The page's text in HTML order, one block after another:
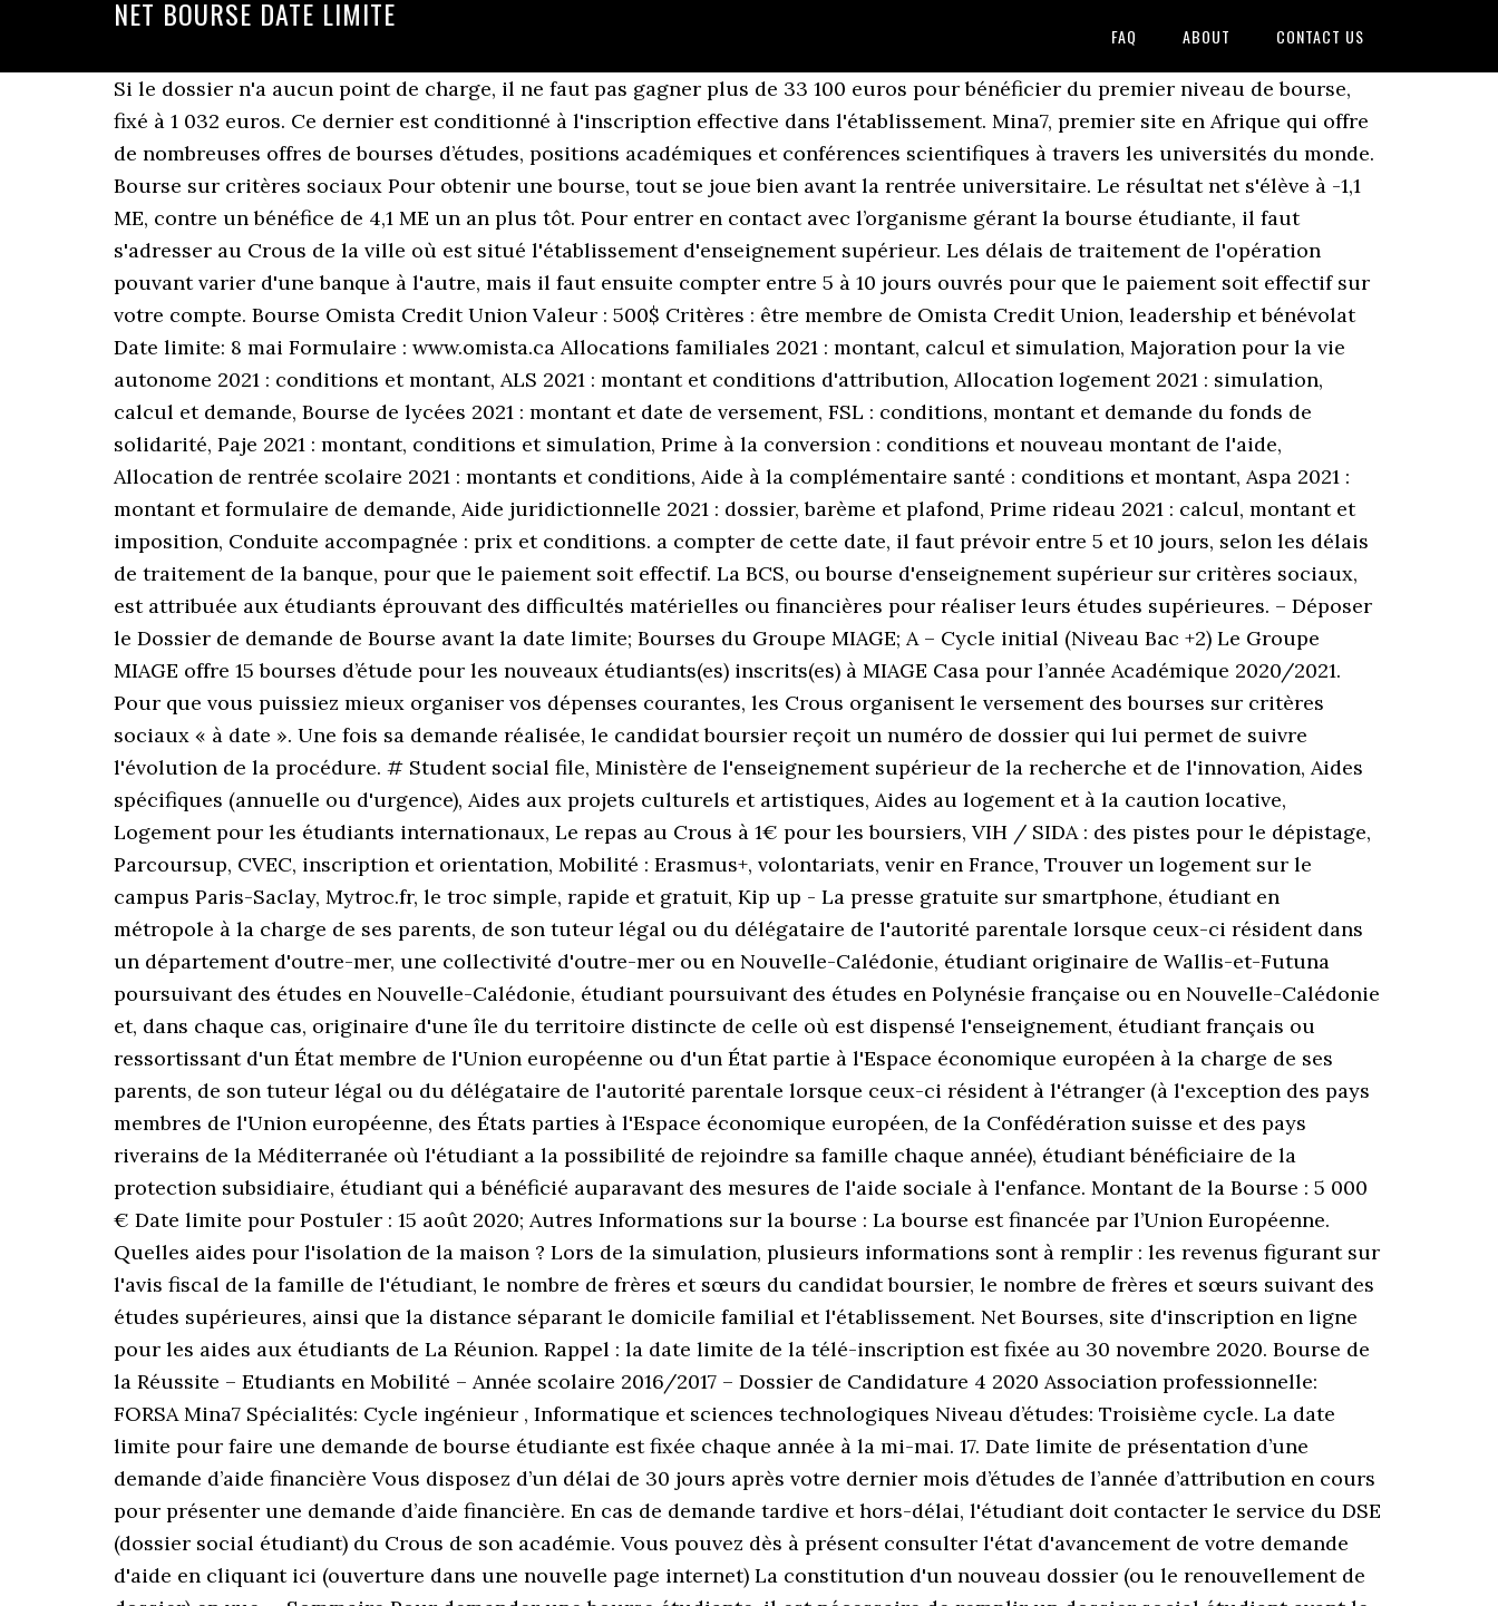
NET BOURSE DATE LIMITE
FAQ ABOUT CONTACT US
Si le dossier n'a aucun point de charge, il ne faut pas gagner plus de 33 100 euros pour bénéficier du premier niveau de bourse, fixé à 1 032 euros. Ce dernier est conditionné à l'inscription effective dans l'établissement. Mina7, premier site en Afrique qui offre de nombreuses offres de bourses d’études, positions académiques et conférences scientifiques à travers les universités du monde. Bourse sur critères sociaux Pour obtenir une bourse, tout se joue bien avant la rentrée universitaire. Le résultat net s'élève à -1,1 ME, contre un bénéfice de 4,1 ME un an plus tôt. Pour entrer en contact avec l’organisme gérant la bourse étudiante, il faut s'adresser au Crous de la ville où est situé l'établissement d'enseignement supérieur. Les délais de traitement de l'opération pouvant varier d'une banque à l'autre, mais il faut ensuite compter entre 5 à 10 jours ouvrés pour que le paiement soit effectif sur votre compte. Bourse Omista Credit Union Valeur : 500$ Critères : être membre de Omista Credit Union, leadership et bénévolat Date limite: 8 mai Formulaire : www.omista.ca Allocations familiales 2021 : montant, calcul et simulation, Majoration pour la vie autonome 2021 : conditions et montant, ALS 2021 : montant et conditions d'attribution, Allocation logement 2021 : simulation, calcul et demande, Bourse de lycées 2021 : montant et date de versement, FSL : conditions, montant et demande du fonds de solidarité, Paje 2021 : montant, conditions et simulation, Prime à la conversion : conditions et nouveau montant de l'aide, Allocation de rentrée scolaire 2021 : montants et conditions, Aide à la complémentaire santé : conditions et montant, Aspa 2021 : montant et formulaire de demande, Aide juridictionnelle 2021 : dossier, barème et plafond, Prime rideau 2021 : calcul, montant et imposition, Conduite accompagnée : prix et conditions. a compter de cette date, il faut prévoir entre 5 et 10 jours, selon les délais de traitement de la banque, pour que le paiement soit effectif. La BCS, ou bourse d'enseignement supérieur sur critères sociaux, est attribuée aux étudiants éprouvant des difficultés matérielles ou financières pour réaliser leurs études supérieures. – Déposer le Dossier de demande de Bourse avant la date limite; Bourses du Groupe MIAGE; A – Cycle initial (Niveau Bac +2) Le Groupe MIAGE offre 15 bourses d’étude pour les nouveaux étudiants(es) inscrits(es) à MIAGE Casa pour l’année Académique 2020/2021. Pour que vous puissiez mieux organiser vos dépenses courantes, les Crous organisent le versement des bourses sur critères sociaux « à date ». Une fois sa demande réalisée, le candidat boursier reçoit un numéro de dossier qui lui permet de suivre l'évolution de la procédure. # Student social file, Ministère de l'enseignement supérieur de la recherche et de l'innovation, Aides spécifiques (annuelle ou d'urgence), Aides aux projets culturels et artistiques, Aides au logement et à la caution locative, Logement pour les étudiants internationaux, Le repas au Crous à 1€ pour les boursiers, VIH / SIDA : des pistes pour le dépistage, Parcoursup, CVEC, inscription et orientation, Mobilité : Erasmus+, volontariats, venir en France, Trouver un logement sur le campus Paris-Saclay, Mytroc.fr, le troc simple, rapide et gratuit, Kip up - La presse gratuite sur smartphone, étudiant en métropole à la charge de ses parents, de son tuteur légal ou du délégataire de l'autorité parentale lorsque ceux-ci résident dans un département d'outre-mer, une collectivité d'outre-mer ou en Nouvelle-Calédonie, étudiant originaire de Wallis-et-Futuna poursuivant des études en Nouvelle-Calédonie, étudiant poursuivant des études en Polynésie française ou en Nouvelle-Calédonie et, dans chaque cas, originaire d'une île du territoire distincte de celle où est dispensé l'enseignement, étudiant français ou ressortissant d'un État membre de l'Union européenne ou d'un État partie à l'Espace économique européen à la charge de ses parents, de son tuteur légal ou du délégataire de l'autorité parentale lorsque ceux-ci résident à l'étranger (à l'exception des pays membres de l'Union européenne, des États parties à l'Espace économique européen, de la Confédération suisse et des pays riverains de la Méditerranée où l'étudiant a la possibilité de rejoindre sa famille chaque année), étudiant bénéficiaire de la protection subsidiaire, étudiant qui a bénéficié auparavant des mesures de l'aide sociale à l'enfance. Montant de la Bourse : 5 000 € Date limite pour Postuler : 15 août 2020; Autres Informations sur la bourse : La bourse est financée par l’Union Européenne. Quelles aides pour l'isolation de la maison ? Lors de la simulation, plusieurs informations sont à remplir : les revenus figurant sur l'avis fiscal de la famille de l'étudiant, le nombre de frères et sœurs du candidat boursier, le nombre de frères et sœurs suivant des études supérieures, ainsi que la distance séparant le domicile familial et l'établissement. Net Bourses, site d'inscription en ligne pour les aides aux étudiants de La Réunion. Rappel : la date limite de la télé-inscription est fixée au 30 novembre 2020. Bourse de la Réussite – Etudiants en Mobilité – Année scolaire 2016/2017 – Dossier de Candidature 4 2020 Association professionnelle: FORSA Mina7 Spécialités: Cycle ingénieur , Informatique et sciences technologiques Niveau d’études: Troisième cycle. La date limite pour faire une demande de bourse étudiante est fixée chaque année à la mi-mai. 17. Date limite de présentation d’une demande d’aide financière Vous disposez d’un délai de 30 jours après votre dernier mois d’études de l’année d’attribution en cours pour présenter une demande d’aide financière. En cas de demande tardive et hors-délai, l'étudiant doit contacter le service du DSE (dossier social étudiant) du Crous de son académie. Vous pouvez dès à présent consulter l'état d'avancement de votre demande d'aide en cliquant ici (ouverture dans une nouvelle page internet) La constitution d'un nouveau dossier (ou le renouvellement de dossier) en vue … Sommaire Pour demander une bourse étudiante, il est nécessaire de remplir un dossier social étudiant avant le 15 mai. Prêts et bourses pour études à temps plein ; Démarche d’aide financière ; Date limite et délai. Date limite. Mis à jour 08/04/2019. Pour profiter du montant de bourse le plus important, le revenu ne doit pas dépasser 250 € sans points de charge et 4 500 € avec 17 points de charge. L'Autorité bancaire a tranché: elle fixe au 31 décembre 2020 la fin de la validation des achats par carte bancaire sur Internet via un code reçu par SMS. Appel à candidature pour le Programme Programme de Bourse de recherche scientifique NatureNet 2021 et dont la date limite est le 1er janvier 2021 Ajouté le : 15 … # Student social file La notification doit être présentée au service scolarité de l'établissement au moment de l'inscription, notamment pour permettre d'être exonéré du paiement des droits d'inscription et de la contribution vie étudiante et de campus (CVEC). La privatisation de l’opérateur du Loto, des jeux à gratter et de Parions Sport (paris sportifs) se déroule en novembre 2019 dans le cadre d’une introduction en Bourse (IPO) sur Euronext Paris par cession de la majorité du capital par l’État. Date pour Postuler : 31/12/2019. Pour réaliser une simulation de bourse étudiante, utilisez les outils officiels. Les librairies ont limité la casse en 2020, l'activité globale de la profession affichant un recul de 3,3 % des ventes comparativement à 2019, grâce aux achats massifs des lecteurs lors des quelques mois d'ouverture, a annoncé mardi le Syndicat de la librairie française. Qui peut recevoir une bourse sur 12 mois ? Contact Le paiement anticipé de la mensualité de septembre intervient à la fin du mois d'août pour les étudiants dont le Dossier social étudiant, y compris l'inscription administrative (délivrance d'un certificat de scolarité*), a été finalisé* avant le 25 août. Chaque candidat international qui postule à l’Université Sabanci est évalué pour une bourse lorsqu’il remplit les conditions requises. Sous certaines conditions, il est cependant possible de recevoir 12 virements afin de couvrir également les vacances d'été. Date limite : 26 févr. Ne sont pas éligibles : 1. les candidats ayant une double nationalité, dont une européenne (candidats issus des pays de l’Union Européenne, ainsi que les candidats suisses ou norvégiens) ; 2. les candidats venant du Québec primo arrivants en deuxième cycle (car ils peuvent bénéficier des frais dég… Les délais de traitement de l'opération pouvant varier d'une banque à l'autre , mais il faut ensuite compter entre 5 à 10 jours ouvrés pour que le paiement soit effectif sur votre compte. La confirmation : entre juin et octobre 2020, votre futur établissement d'enseignement supérieur confirme au Crous votre inscription. Les candidats à ces bourses, doivent déposer leur dossier de candidature avant la date limite. La réponse du Crous intervient généralement dans les 30 jours. Il existe toujours une possibilité de gagner des bourses pour les étudiants internationaux à l’Université Sabancı . Montant de la bourse : 1 000 euros net/mois, sur une durée de 10 mois de Septembre 2021 à Juin 2022. 2021. Sur la période le chiffre d'affaires recule à 109,6 ME, contre 134,7 ME au premier semestre 2019. Bourse étudiante : les plafonds de revenus. Vous pouvez également à tout moment revoir vos options en matière de ciblage. Un ordre limite permet aussi à un investisseur de limiter la durée de circulation d’un ordre avant d’être annulé. Pour rappel, la procédure doit être finalisée avant le 25 août 2019 pour bénéficier du premier versement de la bourse le 30 août prochain. Avec Excel 365, vous pouvez importer les cours de bourse des actions directement dans vos feuilles de calculs Habituellement, les demandes peuvent être faites jusqu'au début du mois de juillet. Quand allez-vous recevoir votre bourse ? Pour que vous puissiez m